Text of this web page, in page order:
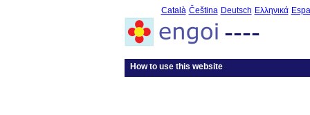
Català Čeština Deutsch Ελληνικά
----
How to use this website